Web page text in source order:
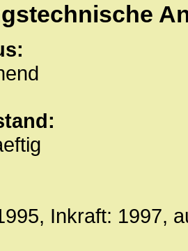
Inkraft: 1997,